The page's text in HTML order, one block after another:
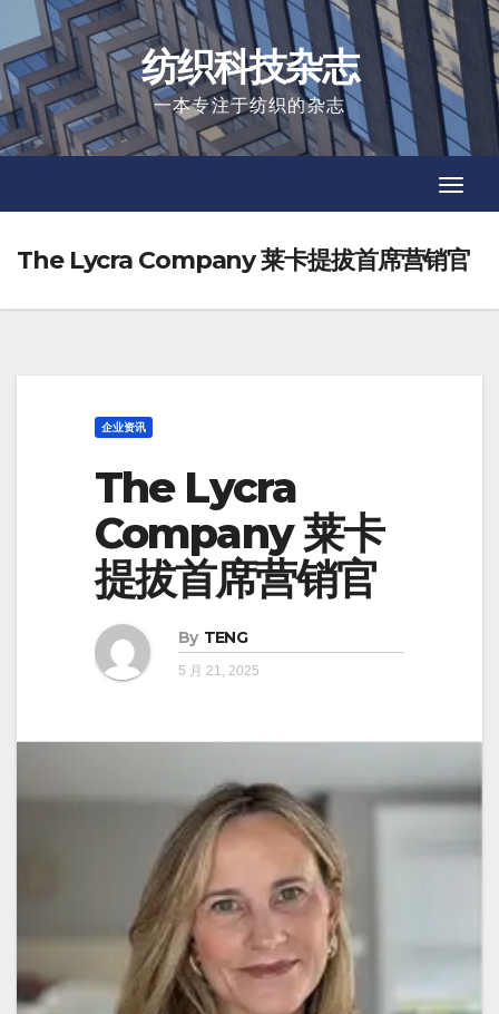
to
content
纺织科技杂志
一本专注于纺织的杂志
The Lycra Company 莱卡提拔首席营销官
企业资讯
The Lycra
Company 莱卡
提拔首席营销官
By TENG
5 月 21, 2025